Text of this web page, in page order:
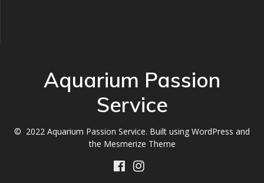
Aquarium Passion
Service
© 2022 Aquarium Passion Service. Built using WordPress and
the Mesmerize Theme